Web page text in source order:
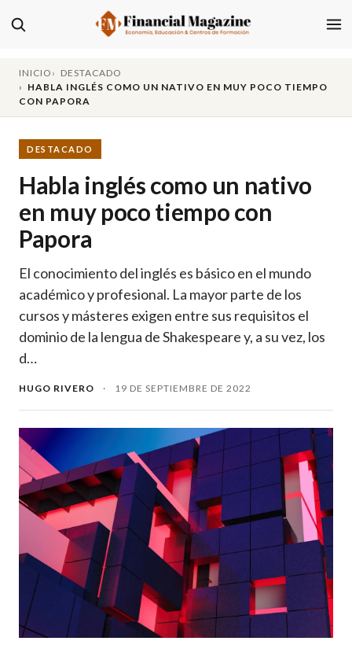
INICIO
DESTACADO
HABLA INGLÉS COMO UN NATIVO EN MUY POCO TIEMPO
CON PAPORA
DESTACADO
Habla inglés como un nativo
en muy poco tiempo con
Papora
El conocimiento del inglés es básico en el mundo
académico y profesional. La mayor parte de los
cursos y másteres exigen entre sus requisitos el
dominio de la lengua de Shakespeare y, a su vez, los
d…
HUGO RIVERO · 19 DE SEPTIEMBRE DE 2022